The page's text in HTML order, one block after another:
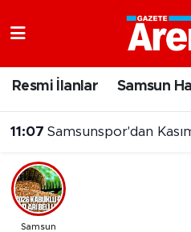
Resmi İlanlar Samsun
11:07 Samsunspor'dan
Samsun
Samsun Namaz
Trafik Durumu
Süper Lig Puan